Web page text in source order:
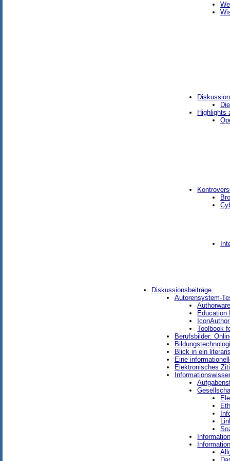
Highlights
Diskussionsbeiträge
Autorensystem-
Education
Toolbook
Berufsbilder:
Blick in ein
Eine
Elektronisches